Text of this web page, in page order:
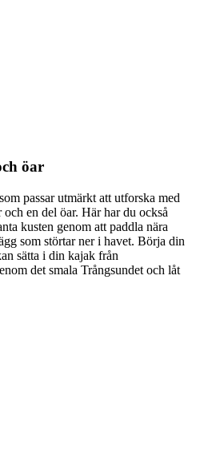
öar
passar utmärkt att utforska med
en del öar. Här har du också
kusten genom att paddla nära
som störtar ner i havet. Börja din
sätta i din kajak från
det smala Trångsundet och låt